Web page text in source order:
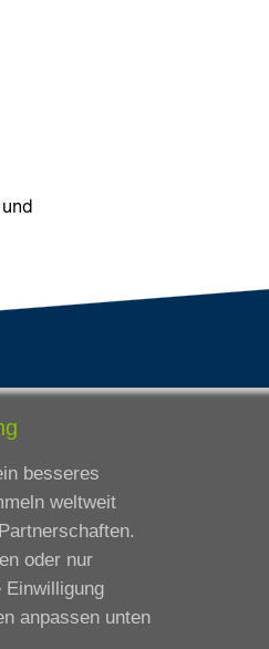
besseres
weltweit
oder nur
Einwilligung
anpassen unten